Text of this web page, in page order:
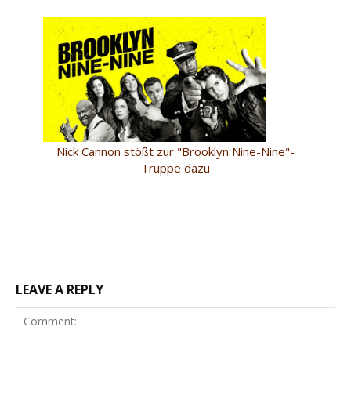
Nick Cannon stößt zur "Brooklyn Nine-Nine"-
Truppe dazu
LEAVE A REPLY